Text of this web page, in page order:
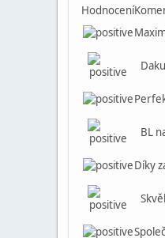
Hodnocení
BL
Díky